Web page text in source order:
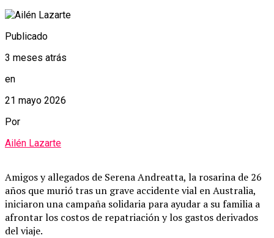
Publicado
3 meses atrás
en
21 mayo 2026
Por
Ailén Lazarte
Amigos y allegados de Serena Andreatta, la rosarina de 26
años que murió tras un grave accidente vial en Australia,
iniciaron una campaña solidaria para ayudar a su familia a
afrontar los costos de repatriación y los gastos derivados
del viaje.